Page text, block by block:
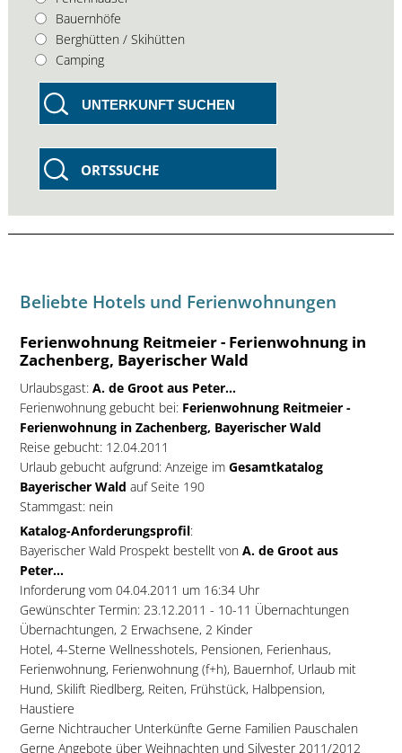
Bauernhöfe
Berghütten / Skihütten
Camping
UNTERKUNFT SUCHEN
ORTSSUCHE
Beliebte Hotels und Ferienwohnungen
Ferienwohnung Reitmeier - Ferienwohnung in
Zachenberg, Bayerischer Wald
Urlaubsgast: A. de Groot aus Peter...
Ferienwohnung gebucht bei:Ferienwohnung Reitmeier -
Ferienwohnung in Zachenberg, Bayerischer Wald
Reise gebucht: 12.04.2011
Urlaub gebucht aufgrund: Anzeige im Gesamtkatalog
Bayerischer Wald auf Seite 190
Stammgast: nein
Katalog-Anforderungsprofil:
Bayerischer Wald Prospekt bestellt von A. de Groot aus
Peter...
Inforderung vom 04.04.2011 um 16:34 Uhr
Gewünschter Termin: 23.12.2011 - 10-11 Übernachtungen
Übernachtungen, 2 Erwachsene, 2 Kinder
Hotel, 4-Sterne Wellnesshotels, Pensionen, Ferienhaus,
Ferienwohnung, Ferienwohnung (f+h), Bauernhof, Urlaub mit
Hund, Skilift Riedlberg, Reiten, Frühstück, Halbpension,
Haustiere
Gerne Nichtraucher Unterkünfte Gerne Familien Pauschalen
Gerne Angebote über Weihnachten und Silvester 2011/2012